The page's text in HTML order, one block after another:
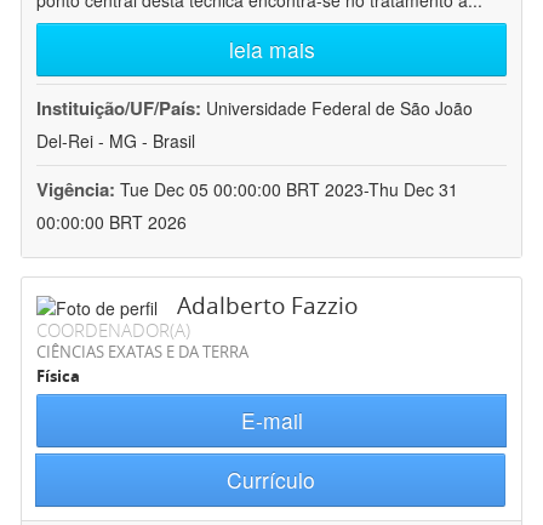
leia mais
Instituição/UF/País: Universidade Federal de São João
Del-Rei - MG - Brasil
Vigência: Tue Dec 05 00:00:00 BRT 2023-Thu Dec 31
00:00:00 BRT 2026
Adalberto Fazzio
COORDENADOR(A)
CIÊNCIAS EXATAS E DA TERRA
Física
E-mail
Currículo